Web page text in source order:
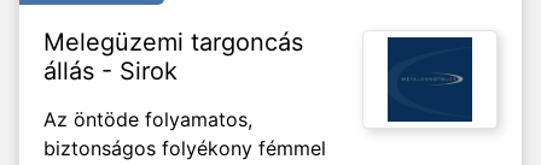
Melegüzemi targoncás
állás - Sirok
Az öntöde folyamatos,
biztonságos folyékony fémmel